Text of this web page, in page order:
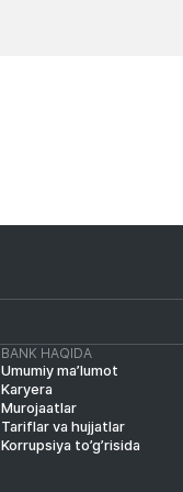
BANK HAQIDA
Umumiy ma’lumot
Karyera
Murojaatlar
Tariflar va hujjatlar
Korrupsiya to’g’risida